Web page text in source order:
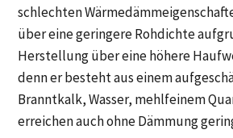
schlechten
über eine geringere Rohdichte
Herstellung über eine höhere
denn er besteht aus einem
Branntkalk, Wasser, mehlfeinem
erreichen auch ohne Dämmung